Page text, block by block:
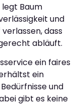
Baum
und
dass
abläuft.
ein faires
ein
und
gibt es keine